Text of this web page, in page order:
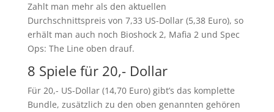
Zahlt man mehr als den aktuellen
Durchschnittspreis von 7,33 US-Dollar (5,38 Euro), so
erhält man auch noch Bioshock 2, Mafia 2 und Spec
Ops: The Line oben drauf.
8 Spiele für 20,- Dollar
Für 20,- US-Dollar (14,70 Euro) gibt’s das komplette
Bundle, zusätzlich zu den oben genannten gehören